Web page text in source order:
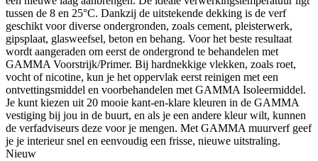
tussen de 8 en 25°C. Dankzij de uitstekende dekking is de verf
geschikt voor diverse ondergronden, zoals cement, pleisterwerk,
gipsplaat, glasweefsel, beton en behang. Voor het beste resultaat
wordt aangeraden om eerst de ondergrond te behandelen met
GAMMA Voorstrijk/Primer. Bij hardnekkige vlekken, zoals roet,
vocht of nicotine, kun je het oppervlak eerst reinigen met een
ontvettingsmiddel en voorbehandelen met GAMMA Isoleermiddel.
Je kunt kiezen uit 20 mooie kant-en-klare kleuren in de GAMMA
vestiging bij jou in de buurt, en als je een andere kleur wilt, kunnen
de verfadviseurs deze voor je mengen. Met GAMMA muurverf geef
je je interieur snel en eenvoudig een frisse, nieuwe uitstraling.
Nieuw